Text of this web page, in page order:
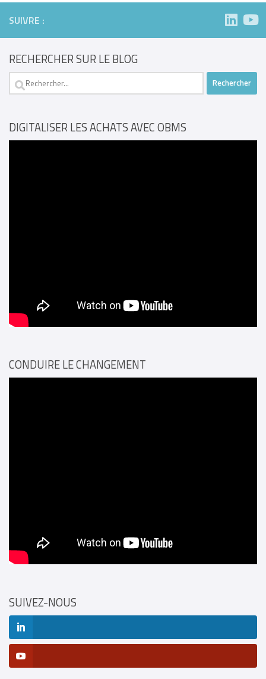
SUIVRE :
RECHERCHER SUR LE BLOG
Rechercher :
DIGITALISER LES ACHATS AVEC OBMS
CONDUIRE LE CHANGEMENT
SUIVEZ-NOUS